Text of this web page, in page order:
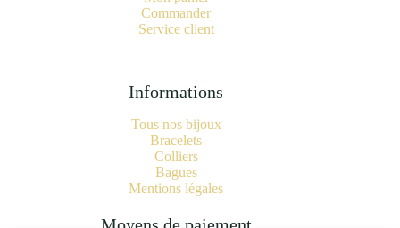
Commander
Service client
Informations
Tous nos bijoux
Bracelets
Colliers
Bagues
Mentions légales